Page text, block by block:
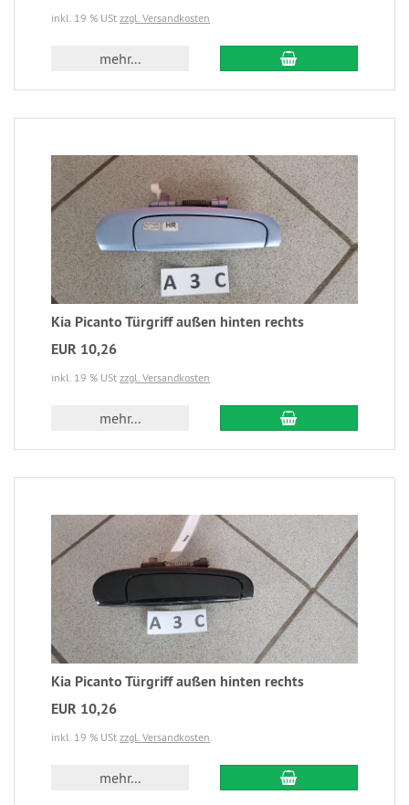
inkl. 19 % USt zzgl. Versandkosten
mehr...
Kia Picanto Türgriff außen hinten rechts
EUR 10,26
inkl. 19 % USt zzgl. Versandkosten
mehr...
Kia Picanto Türgriff außen hinten rechts
EUR 10,26
inkl. 19 % USt zzgl. Versandkosten
mehr...